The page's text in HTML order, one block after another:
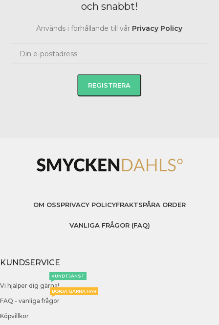
och snabbt!
Används i förhållande till vår Privacy Policy
OM OSSPRIVACY POLICYFRAKTSPÅRA ORDER
VANLIGA FRÅGOR (FAQ)
KUNDSERVICE
Vi hjälper dig gärna!
KUNDTJÄNST
FAQ - vanliga frågor
BÖRJA GÄRNA HÄR
Köpvillkor